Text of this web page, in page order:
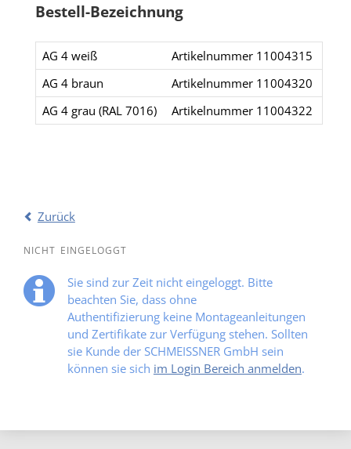
Bestell-Bezeichnung
AG 4 weiß​​
Artikelnummer ​11004315​​​
AG 4 braun​​
Artikelnummer 11004320​
AG 4 grau​ (RAL 7016)
Artikelnummer 11004322​
Zurück
NICHT EINGELOGGT
Sie sind zur Zeit nicht eingeloggt. Bitte
beachten Sie, dass ohne
Authentifizierung keine Montageanleitungen
und Zertifikate zur Verfügung stehen. Sollten
sie Kunde der SCHMEISSNER GmbH sein
können sie sich im Login Bereich anmelden.